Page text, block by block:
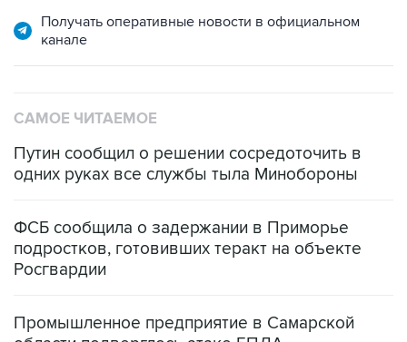
Получать оперативные новости в официальном
канале
САМОЕ ЧИТАЕМОЕ
Путин сообщил о решении сосредоточить в
одних руках все службы тыла Минобороны
ФСБ сообщила о задержании в Приморье
подростков, готовивших теракт на объекте
Росгвардии
Промышленное предприятие в Самарской